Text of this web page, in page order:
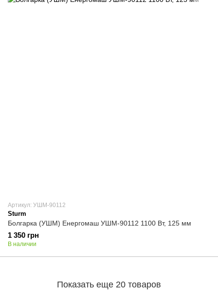
Артикул: УШМ-90112
Sturm
Болгарка (УШМ) Енергомаш УШМ-90112 1100 Вт, 125 мм
1 350 грн
В наличии
Показать еще 20 товаров